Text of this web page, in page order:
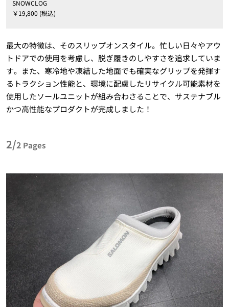
SNOWCLOG
￥19,800 (税込)
最大の特徴は、そのスリップオンスタイル。忙しい日々やアウ
トドアでの使用を考慮し、脱ぎ履きのしやすさを追求していま
す。また、寒冷地や凍結した地面でも確実なグリップを発揮す
るトラクション性能と、環境に配慮したリサイクル可能素材を
使用したソールユニットが組み合わさることで、サステナブル
かつ高性能なプロダクトが完成しました！
2/2 Pages